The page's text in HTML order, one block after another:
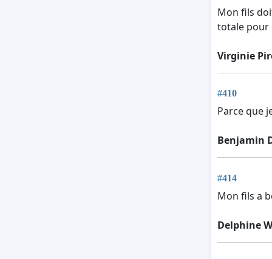
Mon fils
totale pour
Virginie
#410
Parce que
Benjamin
#414
Mon fils a
Delphine